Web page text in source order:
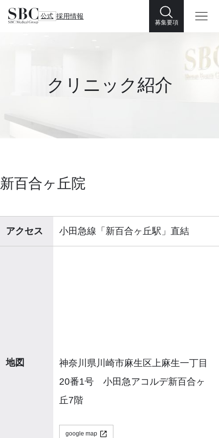
公式 採用情報
募集要項
クリニック紹介
新百合ヶ丘院
アクセス 小田急線「新百合ヶ丘駅」直結
地図
神奈川県川崎市麻生区上麻生一丁目
20番1号 小田急アコルデ新百合ヶ
丘7階
google map